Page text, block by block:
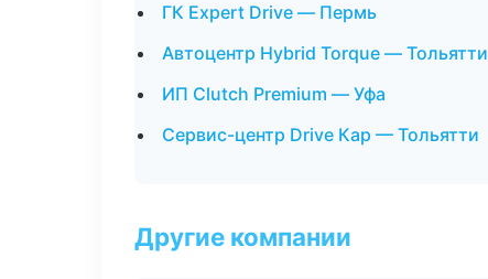
ГК Expert Drive — Пермь
Автоцентр Hybrid Torque — Тольятти
ИП Clutch Premium — Уфа
Сервис-центр Drive Кар — Тольятти
Другие компании